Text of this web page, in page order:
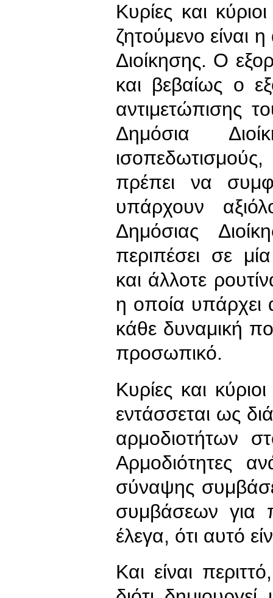
Κυρίες και
ζητούμενο είναι
Διοίκησης. Ο
και βεβαίως ο
αντιμετώπισης
Δημόσια
πρέπει να
υπάρχουν
Δημόσιας
περιπέσει σε
και άλλοτε
η οποία υπάρχει
κάθε δυναμική
προσωπικό.
Κυρίες και
εντάσσεται ως
αρμοδιοτήτων
Αρμοδιότητες
σύναψης
συμβάσεων για
έλεγα, ότι αυτό
Και είναι